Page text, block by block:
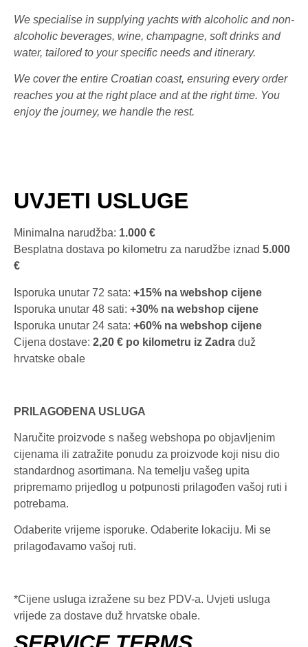
We specialise in supplying yachts with alcoholic and non-
alcoholic beverages, wine, champagne, soft drinks and
water, tailored to your specific needs and itinerary.
We cover the entire Croatian coast, ensuring every order
reaches you at the right place and at the right time. You
enjoy the journey, we handle the rest.
UVJETI USLUGE
Minimalna narudžba: 1.000 €
Besplatna dostava po kilometru za narudžbe iznad 5.000
€
Isporuka unutar 72 sata: +15% na webshop cijene
Isporuka unutar 48 sati: +30% na webshop cijene
Isporuka unutar 24 sata: +60% na webshop cijene
Cijena dostave: 2,20 € po kilometru iz Zadra duž
hrvatske obale
PRILAGOĐENA USLUGA
Naručite proizvode s našeg webshopa po objavljenim
cijenama ili zatražite ponudu za proizvode koji nisu dio
standardnog asortimana. Na temelju vašeg upita
pripremamo prijedlog u potpunosti prilagođen vašoj ruti i
potrebama.
Odaberite vrijeme isporuke. Odaberite lokaciju. Mi se
prilagođavamo vašoj ruti.
*Cijene usluga izražene su bez PDV-a. Uvjeti usluga
vrijede za dostave duž hrvatske obale.